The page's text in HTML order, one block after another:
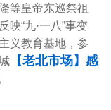
等皇帝东巡祭祖
映“九·一八”事变
义教育基地，参
【老北市场】感